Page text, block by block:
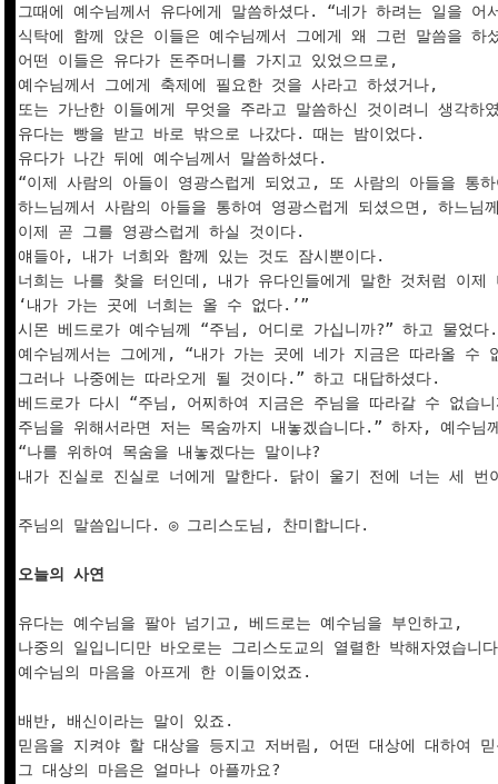
그때에 예수님께서 유다에게 말씀하셨다. “네가 하려는 일을
식탁에 함께 앉은 이들은 예수님께서 그에게 왜 그런 말씀을 하
어떤 이들은 유다가 돈주머니를 가지고 있었으므로,
예수님께서 그에게 축제에 필요한 것을 사라고 하셨거나,
또는 가난한 이들에게 무엇을 주라고 말씀하신 것이려니 생각
유다는 빵을 받고 바로 밖으로 나갔다. 때는 밤이었다.
유다가 나간 뒤에 예수님께서 말씀하셨다.
“이제 사람의 아들이 영광스럽게 되었고, 또 사람의 아들을 통
하느님께서 사람의 아들을 통하여 영광스럽게 되셨으면, 하느
이제 곧 그를 영광스럽게 하실 것이다.
얘들아, 내가 너희와 함께 있는 것도 잠시뿐이다.
너희는 나를 찾을 터인데, 내가 유다인들에게 말한 것처럼 이
‘내가 가는 곳에 너희는 올 수 없다.’”
시몬 베드로가 예수님께 “주님, 어디로 가십니까?” 하고 물었다.
예수님께서는 그에게, “내가 가는 곳에 네가 지금은 따라올 수
그러나 나중에는 따라오게 될 것이다.” 하고 대답하셨다.
베드로가 다시 “주님, 어찌하여 지금은 주님을 따라갈 수 없습
주님을 위해서라면 저는 목숨까지 내놓겠습니다.” 하자, 예수님
“나를 위하여 목숨을 내놓겠다는 말이냐?
내가 진실로 진실로 너에게 말한다. 닭이 울기 전에 너는 세 번
주님의 말씀입니다. ◎ 그리스도님, 찬미합니다.
오늘의 사연
유다는 예수님을 팔아 넘기고, 베드로는 예수님을 부인하고,
나중의 일입니디만 바오로는 그리스도교의 열렬한 박해자였습니
예수님의 마음을 아프게 한 이들이었죠.
배반, 배신이라는 말이 있죠.
믿음을 지켜야 할 대상을 등지고 저버림, 어떤 대상에 대하여
그 대상의 마음은 얼마나 아플까요?